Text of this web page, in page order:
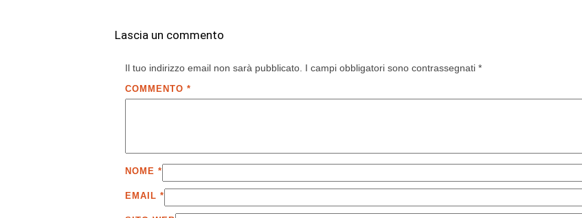
Lascia un commento
Il tuo indirizzo email non sarà pubblicato. I campi obbligatori sono contrassegnati *
COMMENTO *
NOME *
EMAIL *